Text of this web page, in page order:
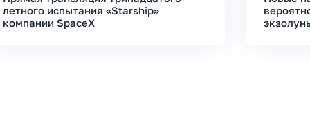
летного испытания «Starship»
компании SpaceX